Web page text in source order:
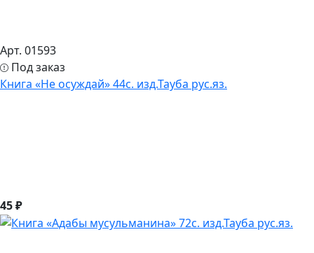
Арт. 01593
Под заказ
Книга «Не осуждай» 44с. изд.Тауба рус.яз.
45 ₽